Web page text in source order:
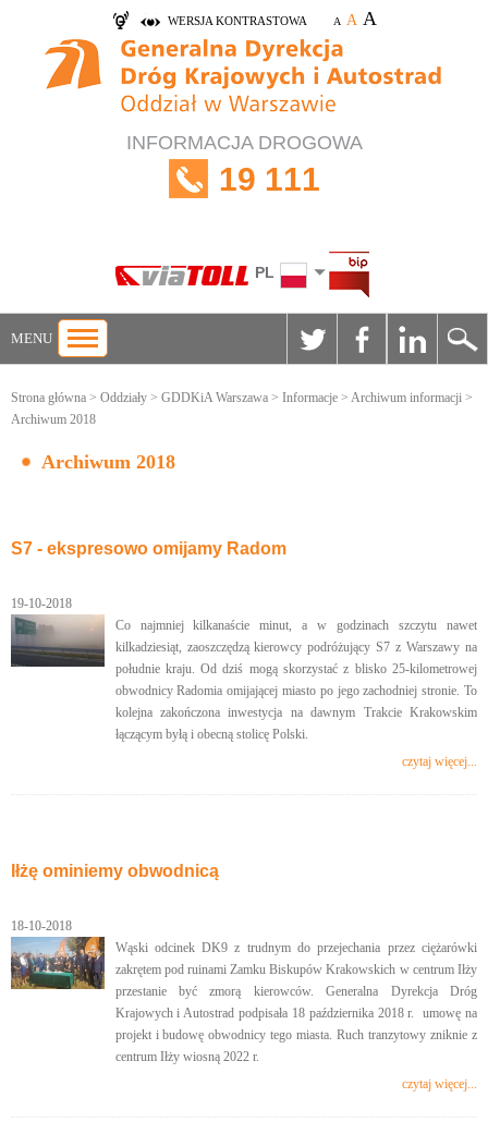
WERSJA KONTRASTOWA A A A
INFORMACJA DROGOWA
19 111
PL
MENU
Strona główna > Oddziały > GDDKiA Warszawa > Informacje > Archiwum informacji >
Archiwum 2018
Archiwum 2018
S7 - ekspresowo omijamy Radom
19-10-2018
Co najmniej kilkanaście minut, a w godzinach szczytu nawet
kilkadziesiąt, zaoszczędzą kierowcy podróżujący S7 z Warszawy na
południe kraju. Od dziś mogą skorzystać z blisko 25-kilometrowej
obwodnicy Radomia omijającej miasto po jego zachodniej stronie. To
kolejna zakończona inwestycja na dawnym Trakcie Krakowskim
łączącym byłą i obecną stolicę Polski.
czytaj więcej...
Iłżę ominiemy obwodnicą
18-10-2018
Wąski odcinek DK9 z trudnym do przejechania przez ciężarówki
zakrętem pod ruinami Zamku Biskupów Krakowskich w centrum Iłży
przestanie być zmorą kierowców. Generalna Dyrekcja Dróg
Krajowych i Autostrad podpisała 18 października 2018 r. umowę na
projekt i budowę obwodnicy tego miasta. Ruch tranzytowy zniknie z
centrum Iłży wiosną 2022 r.
czytaj więcej...